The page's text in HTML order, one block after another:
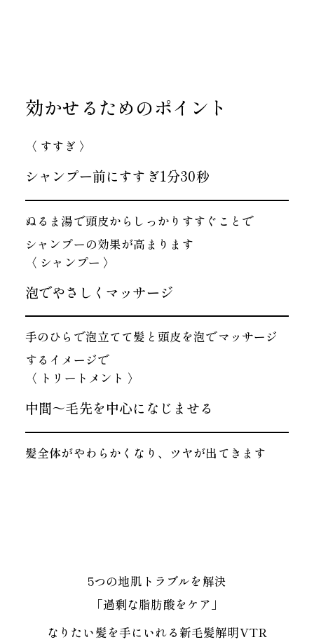
効かせるためのポイント
〈 すすぎ 〉
シャンプー前にすすぎ1分30秒
ぬるま湯で頭皮から しっかりすすぐことで
シャンプーの効果が高まります
〈 シャンプー 〉
泡でやさしくマッサージ
手のひらで泡立てて髪と頭皮を泡でマッサージ
する イメージで
〈 トリートメント 〉
中間～毛先を中心になじませる
髪全体がやわらかくなり、 ツヤが出てきます
5つの地肌トラブルを解決
「過剰な脂肪酸をケア」
なりたい髪を手にいれる新毛髪解明VTR